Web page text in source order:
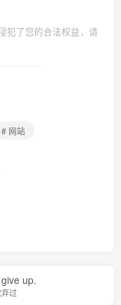
犯了您的合法权益，请
# 网站
up.
过